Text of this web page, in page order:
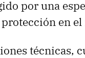
por una
en
técnicas,